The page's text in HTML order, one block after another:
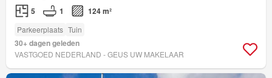
5 1 124 m²
Parkeerplaats Tuin
30+ dagen geleden
VASTGOED NEDERLAND - GEUS UW MAKELAAR